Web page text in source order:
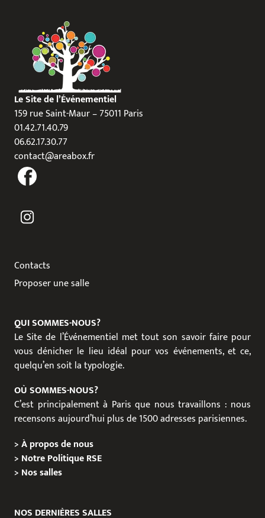
Le Site de l’Événementiel
159 rue Saint-Maur – 75011 Paris
01.42.71.40.79
06.62.17.30.77
contact@areabox.fr
Contacts
Proposer une salle
QUI SOMMES-NOUS?
Le Site de l’Événementiel met tout son savoir faire pour
vous dénicher le lieu idéal pour vos événements, et ce,
quelqu’en soit la typologie.
OÙ SOMMES-NOUS?
C’est principalement à Paris que nous travaillons : nous
recensons aujourd’hui plus de 1500 adresses parisiennes.
>À propos de nous
> Notre Politique RSE
> Nos salles
NOS DERNIÈRES SALLES